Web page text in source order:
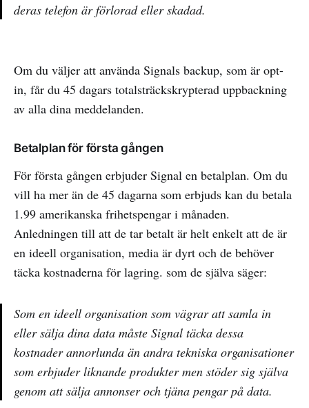
deras telefon är förlorad eller skadad.
Om du väljer att använda Signals backup, som är opt-
in, får du 45 dagars totalsträckskrypterad uppbackning
av alla dina meddelanden.
Betalplan för första gången
För första gången erbjuder Signal en betalplan. Om du
vill ha mer än de 45 dagarna som erbjuds kan du betala
1.99 amerikanska frihetspengar i månaden.
Anledningen till att de tar betalt är helt enkelt att de är
en ideell organisation, media är dyrt och de behöver
täcka kostnaderna för lagring. som de själva säger:
Som en ideell organisation som vägrar att samla in
eller sälja dina data måste Signal täcka dessa
kostnader annorlunda än andra tekniska organisationer
som erbjuder liknande produkter men stöder sig själva
genom att sälja annonser och tjäna pengar på data.